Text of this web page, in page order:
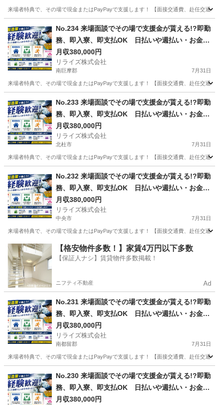
来場者特典で、その場で現金またはPayPayで支援します！ 【面接交通費、赴任交通
業務
No.234 来場面談でその場で支援金が貰える!?即勤
務、即入寮、即支払OK 日払いや週払い・お金住
む場所に困ってる方必見の案件です！簡単な電子
部品の製造・加工のお仕事♪
月収380,000円
リライズ株式会社
南巨摩郡 7月31日
来場者特典で、その場で現金またはPayPayで支援します！ 【面接交通費、赴任交通
No.233 来場面談でその場で支援金が貰える!?即勤
務、即入寮、即支払OK 日払いや週払い・お金住
む場所に困ってる方必見の案件です！簡単な電子
部品の製造・加工のお仕事♪
月収380,000円
リライズ株式会社
北杜市 7月31日
来場者特典で、その場で現金またはPayPayで支援します！ 【面接交通費、赴任交通
No.232 来場面談でその場で支援金が貰える!?即勤
務、即入寮、即支払OK 日払いや週払い・お金住
む場所に困ってる方必見の案件です！簡単な電子
部品の製造・加工のお仕事♪
月収380,000円
リライズ株式会社
中央市 7月31日
来場者特典で、その場で現金またはPayPayで支援します！ 【面接交通費、赴任交通
山梨 中央市 その他 業務
【格安物件多数！】家賃4万円以下多数
【保証人ナシ】賃貸物件多数掲載！
ニフティ不動産 Ad
No.231 来場面談でその場で支援金が貰える!?即勤
務、即入寮、即支払OK 日払いや週払い・お金住
む場所に困ってる方必見の案件です！簡単な電子
部品の製造・加工のお仕事♪
月収380,000円
リライズ株式会社
南都留郡 7月31日
来場者特典で、その場で現金またはPayPayで支援します！ 【面接交通費、赴任交通
業務
No.230 来場面談でその場で支援金が貰える!?即勤
務、即入寮、即支払OK 日払いや週払い・お金住
む場所に困ってる方必見の案件です！簡単な電子
月収380,000円